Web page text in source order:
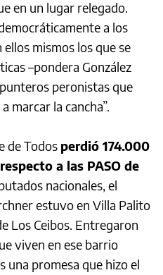
en un lugar relegado.
a los
mismos los que se
–pondera González
peronistas que
marcar la cancha”.
de Todos perdió 174.000
a las PASO de
nacionales, el
estuvo en Villa Palito
Los Ceibos. Entregaron
viven en ese barrio
una promesa que hizo el